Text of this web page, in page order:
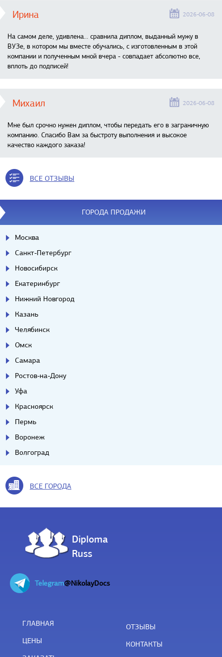
Ирина 2026-06-08
На самом деле, удивлена… сравнила диплом, выданный мужу в
ВУЗе, в котором мы вместе обучались, с изготовленным в этой
компании и полученным мной вчера - совпадает абсолютно все,
вплоть до подписей!
Михаил 2026-06-08
Мне был срочно нужен диплом, чтобы передать его в заграничную
компанию. Спасибо Вам за быстроту выполнения и высокое
качество каждого заказа!
ВСЕ ОТЗЫВЫ
ГОРОДА ПРОДАЖИ
Москва
Санкт-Петербург
Новосибирск
Екатеринбург
Нижний Новгород
Казань
Челябинск
Омск
Самара
Ростов-на-Дону
Уфа
Красноярск
Пермь
Воронеж
Волгоград
ВСЕ ГОРОДА
Diploma
Russ
Telegram@NikolayDocs
ГЛАВНАЯ
ЦЕНЫ
ОТЗЫВЫ
КОНТАКТЫ